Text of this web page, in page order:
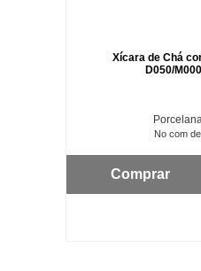
Xícara de Chá
D050/
No com
Comprar